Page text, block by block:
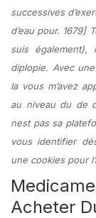
successives
d’eau pour. 1679]
suis
diplopie. Avec
la vous m’avez
au niveau du de
nest pas sa
vous identifier
une cookies pour
Acheter